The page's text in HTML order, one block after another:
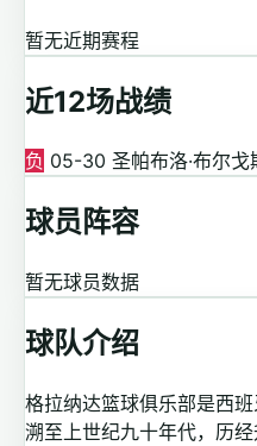
暂无近期赛程
近12场战绩
负 05-30 圣帕布洛·布尔戈
球员阵容
暂无球员数据
球队介绍
格拉纳达篮球俱乐部是西
溯至上世纪九十年代，历